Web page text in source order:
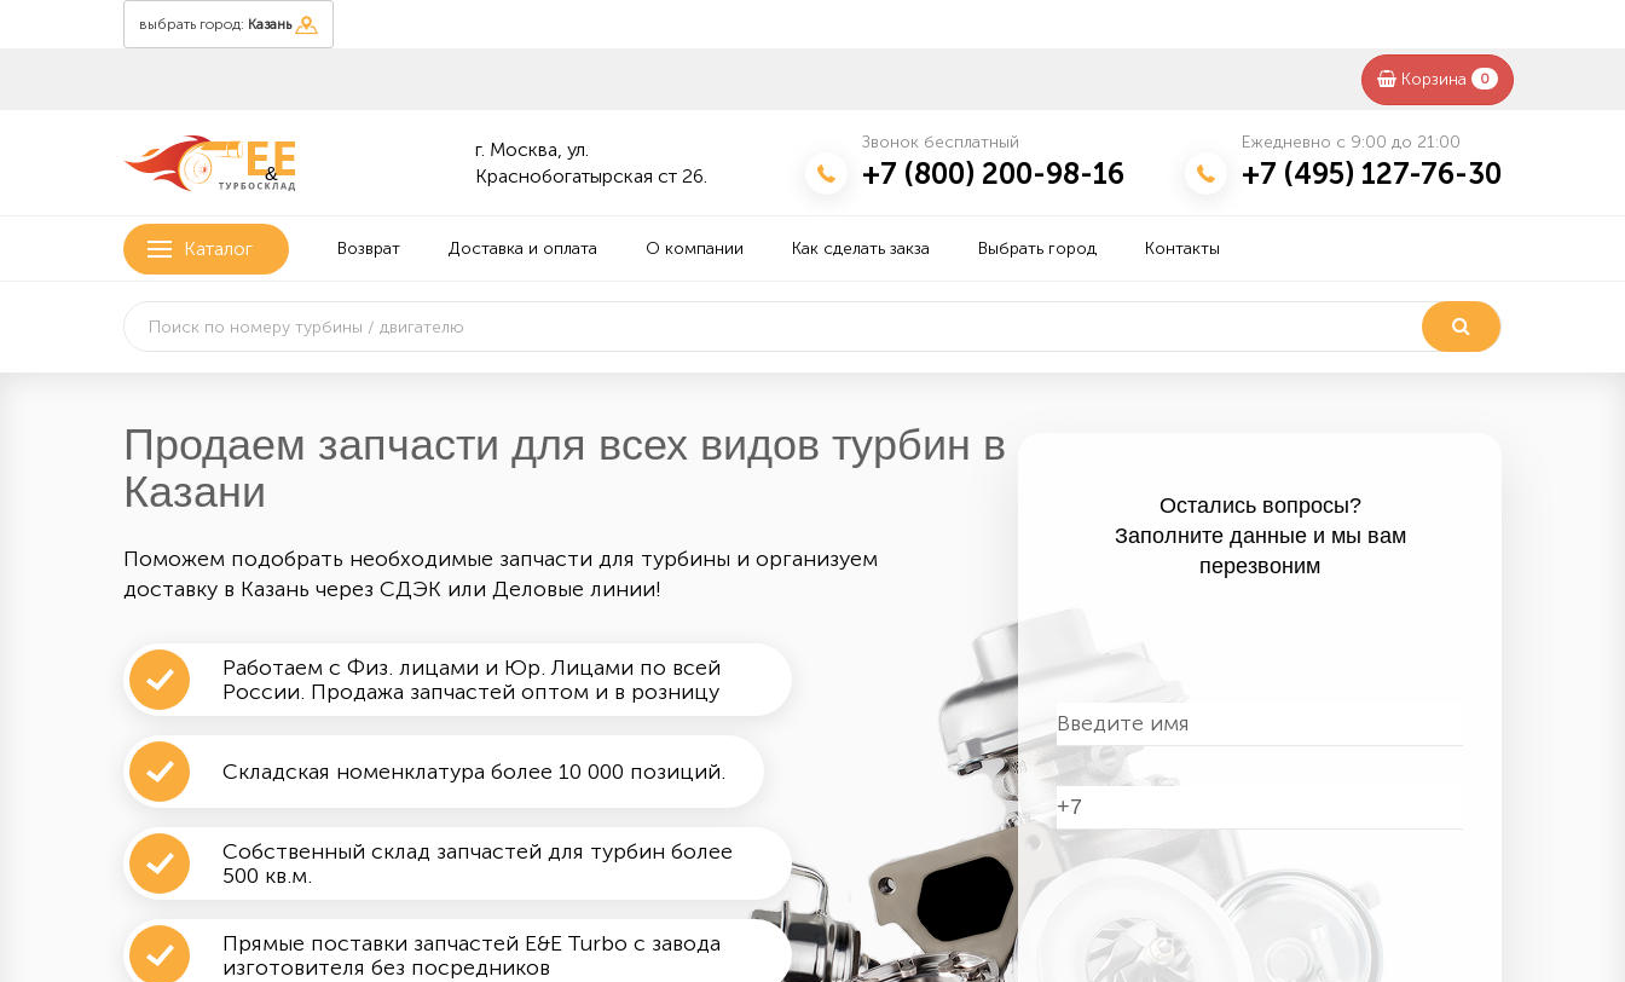
выбрать город: Казань
Корзина 0
&
г. Москва, ул.
Краснобогатырская ст 26.
Звонок бесплатный
+7 (800) 200-98-16
Ежедневно с 9:00 до 21:00
+7 (495) 127-76-30
Каталог Возврат Доставка и оплата О компании Как сделать закза Выбрать город Контакты
Продаем запчасти для всех видов турбин в
Казани
Поможем подобрать необходимые запчасти для турбины и организуем
доставку в Казань через СДЭК или Деловые линии!
Работаем с Физ. лицами и Юр. Лицами по всей
России. Продажа запчастей оптом и в розницу
Складская номенклатура более 10 000 позиций.
Собственный склад запчастей для турбин более
500 кв.м.
Прямые поставки запчастей E&E Turbo с завода
изготовителя без посредников
Остались вопросы?
Заполните данные и мы вам
перезвоним